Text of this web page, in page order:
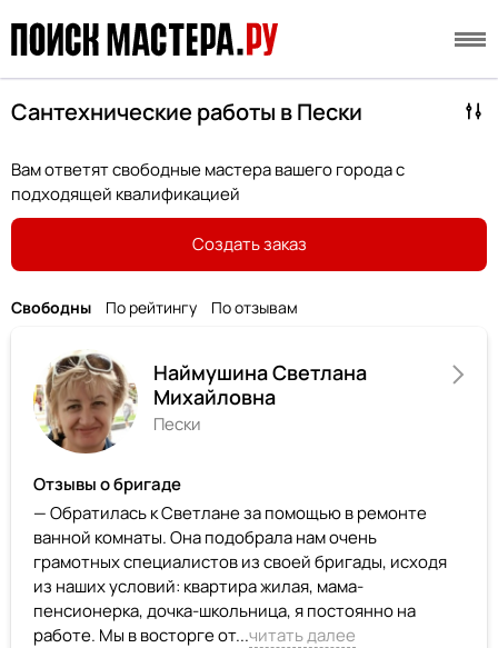
Сантехнические работы в Пески
Вам ответят свободные мастера вашего города с
подходящей квалификацией
Создать заказ
Свободны По рейтингу По отзывам
Наймушина Светлана
Михайловна
Пески
Отзывы о бригаде
— Обратилась к Светлане за помощью в ремонте
ванной комнаты. Она подобрала нам очень
грамотных специалистов из своей бригады, исходя
из наших условий: квартира жилая, мама-
пенсионерка, дочка-школьница, я постоянно на
работе. Мы в восторге от...читать далее